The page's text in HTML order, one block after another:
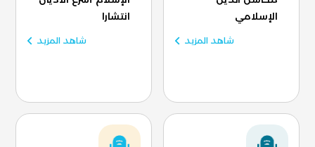
الإسلامي
شاهد المزيد
انتشارا
شاهد المزيد